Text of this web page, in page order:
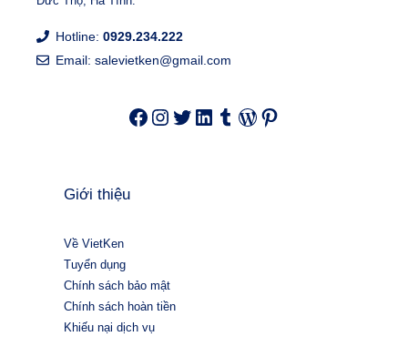
Hotline: 0929.234.222
Email: salevietken@gmail.com
Facebook
Instagram
Twitter
LinkedIn
Tumblr
WordPress
Pinterest
Giới thiệu
Về VietKen
Tuyển dụng
Chính sách bảo mật
Chính sách hoàn tiền
Khiếu nại dịch vụ